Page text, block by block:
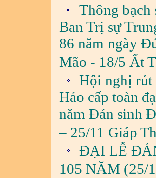
Thông bạch
Ban Trị sự
86 năm ngày
Mão - 18/5 Ất
Hội nghị rút
Hảo cấp toàn
năm Đản sinh
– 25/11 Giáp
ĐẠI LỄ
105 NĂM (25/